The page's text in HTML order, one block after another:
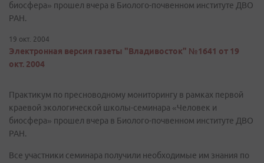
биосфера» прошел вчера в Биолого-почвенном институте ДВО
РАН.
19 окт. 2004
Электронная версия газеты "Владивосток" №1641 от 19
окт. 2004
Практикум по пресноводному мониторингу в рамках первой
краевой экологической школы-семинара «Человек и
биосфера» прошел вчера в Биолого-почвенном институте ДВО
РАН.
Все участники семинара получили необходимые им знания по